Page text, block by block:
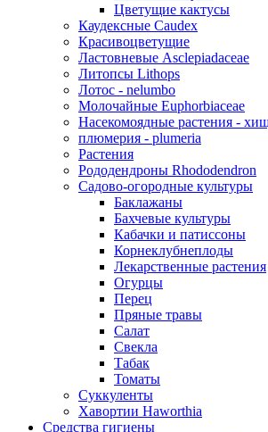
Цветущие кактусы
Каудексные Caudex
Красивоцветущие
Ластовневые Asclepiadaceae
Литопсы Lithops
Лотос - nelumbo
Молочайные Euphorbiaceae
Насекомоядные растения -
плюмерия - plumeria
Растения
Рододендроны Rhododendron
Садово-огородные культуры
Баклажаны
Бахчевые культуры
Кабачки и патиссоны
Корнеклубнеплоды
Лекарственные растения
Огурцы
Перец
Пряные травы
Салат
Свекла
Табак
Томаты
Суккуленты
Хавортии Haworthia
Средства гигиены